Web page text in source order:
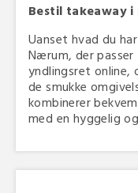
Bestil takeaway
Uanset hvad du
Nærum, der
yndlingsret online,
de smukke
kombinerer
med en hyggelig